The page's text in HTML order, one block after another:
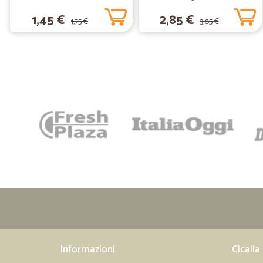
1,45 € 1,75 € 2,85 € 3,05 €
Informazioni Cicalia